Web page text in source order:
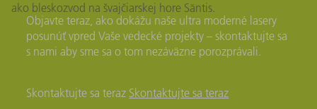
ako bleskozvod na švajčiarskej hore Säntis.
Objavte teraz, ako dokážu naše ultra moderné lasery
posunúť vpred Vaše vedecké projekty – skontaktujte sa
s nami aby sme sa o tom nezáväzne porozprávali.
Skontaktujte sa teraz Skontaktujte sa teraz